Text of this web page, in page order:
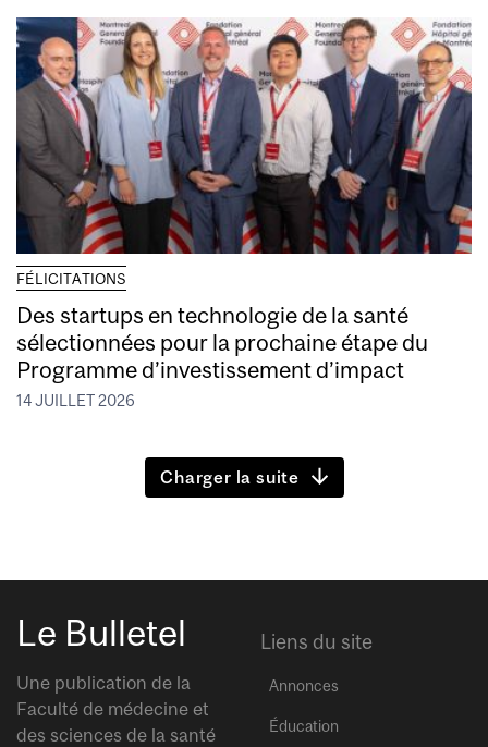
FÉLICITATIONS
Des startups en technologie de la santé
sélectionnées pour la prochaine étape du
Programme d’investissement d’impact
14 JUILLET 2026
Charger la suite
Le Bulletel
Une publication de la
Faculté de médecine et
des sciences de la santé
Liens du site
Annonces
Éducation